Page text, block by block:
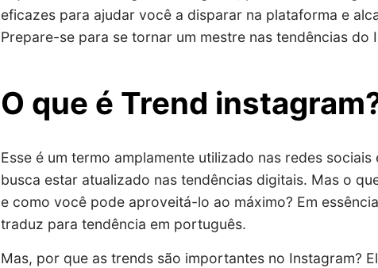
eficazes para ajudar você a disparar na plataforma e
Prepare-se para se tornar um mestre nas tendências do
O que é Trend
Esse é um termo amplamente utilizado nas redes
busca estar atualizado nas tendências digitais. Mas o
e como você pode aproveitá-lo ao máximo? Em
traduz para tendência em português.
Mas, por que as trends são importantes no Instagram?